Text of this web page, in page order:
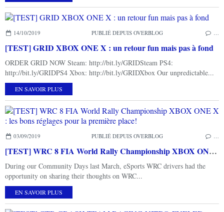
14/10/2019 PUBLIÉ DEPUIS OVERBLOG
[TEST] GRID XBOX ONE X : un retour fun mais pas à fond
ORDER GRID NOW Steam: http://bit.ly/GRIDSteam PS4:
http://bit.ly/GRIDPS4 Xbox: http://bit.ly/GRIDXbox Our unpredictable...
EN SAVOIR PLUS
03/09/2019 PUBLIÉ DEPUIS OVERBLOG
[TEST] WRC 8 FIA World Rally Championship XBOX ONE X : les bons réglages pour la première place!
During our Community Days last March, eSports WRC drivers had the
opportunity on sharing their thoughts on WRC...
EN SAVOIR PLUS